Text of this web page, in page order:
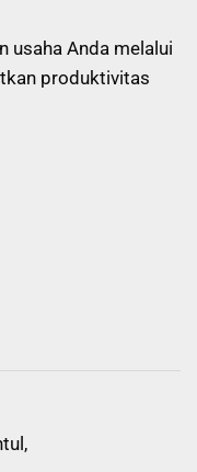
usaha Anda melalui
produktivitas